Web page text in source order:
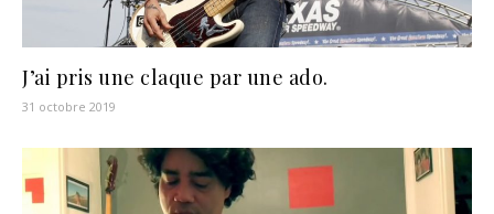
J’ai pris une claque par une ado.
31 octobre 2019